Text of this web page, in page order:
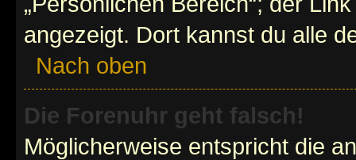
angezeigt. Dort kannst du alle
Nach oben
Die Forenuhr geht falsch!
Möglicherweise entspricht die